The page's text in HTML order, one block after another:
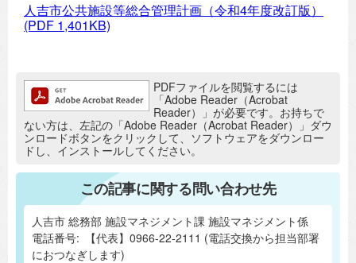
人吉市公共施設等総合管理計画（令和4年度改訂版）
(PDF 1,401KB)
追加情報：PDFファイルPDFファイルを閲覧するには
「Adobe Reader（Acrobat
Reader）」が必要です。お持ちで
ない方は、左記の「Adobe Reader（Acrobat Reader）」ダウ
ンロードボタンをクリックして、ソフトウェアをダウンロー
ドし、インストールしてください。
この記事に関する問い合わせ先
人吉市 総務部 施設マネジメント課 施設マネジメント係
電話番号:
【代表】0966-22-2111 (電話交換から担当部署
におつなぎします)